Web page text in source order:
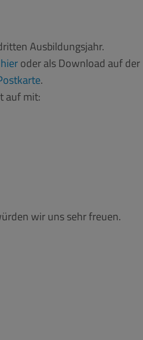
Ausbildungsjahr.
hieroder als Download auf der
.
auf mit:
wir uns sehr freuen.